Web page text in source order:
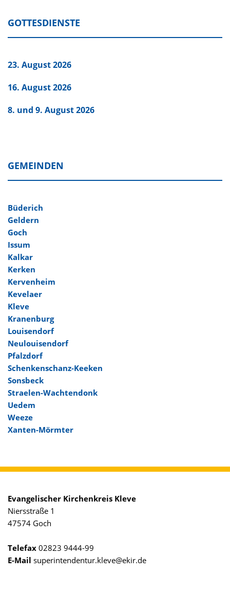
GOTTESDIENSTE
23. August 2026
16. August 2026
8. und 9. August 2026
GEMEINDEN
Büderich
Geldern
Goch
Issum
Kalkar
Kerken
Kervenheim
Kevelaer
Kleve
Kranenburg
Louisendorf
Neulouisendorf
Pfalzdorf
Schenkenschanz-Keeken
Sonsbeck
Straelen-Wachtendonk
Uedem
Weeze
Xanten-Mörmter
Evangelischer Kirchenkreis Kleve
Niersstraße 1
47574 Goch
Telefax 02823 9444-99
E-Mail superintendentur.kleve@ekir.de